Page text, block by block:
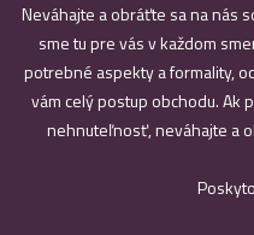
Neváhajte a obráťte sa na nás
sme tu pre vás v každom
potrebné aspekty a formality,
vám celý postup obchodu.
nehnuteľnosť, neváhajte a